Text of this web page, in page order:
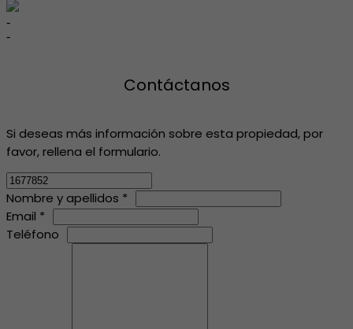
-
-
Contáctanos
Si deseas más información sobre esta propiedad, por
favor, rellena el formulario.
Nombre y apellidos *
Email *
Teléfono